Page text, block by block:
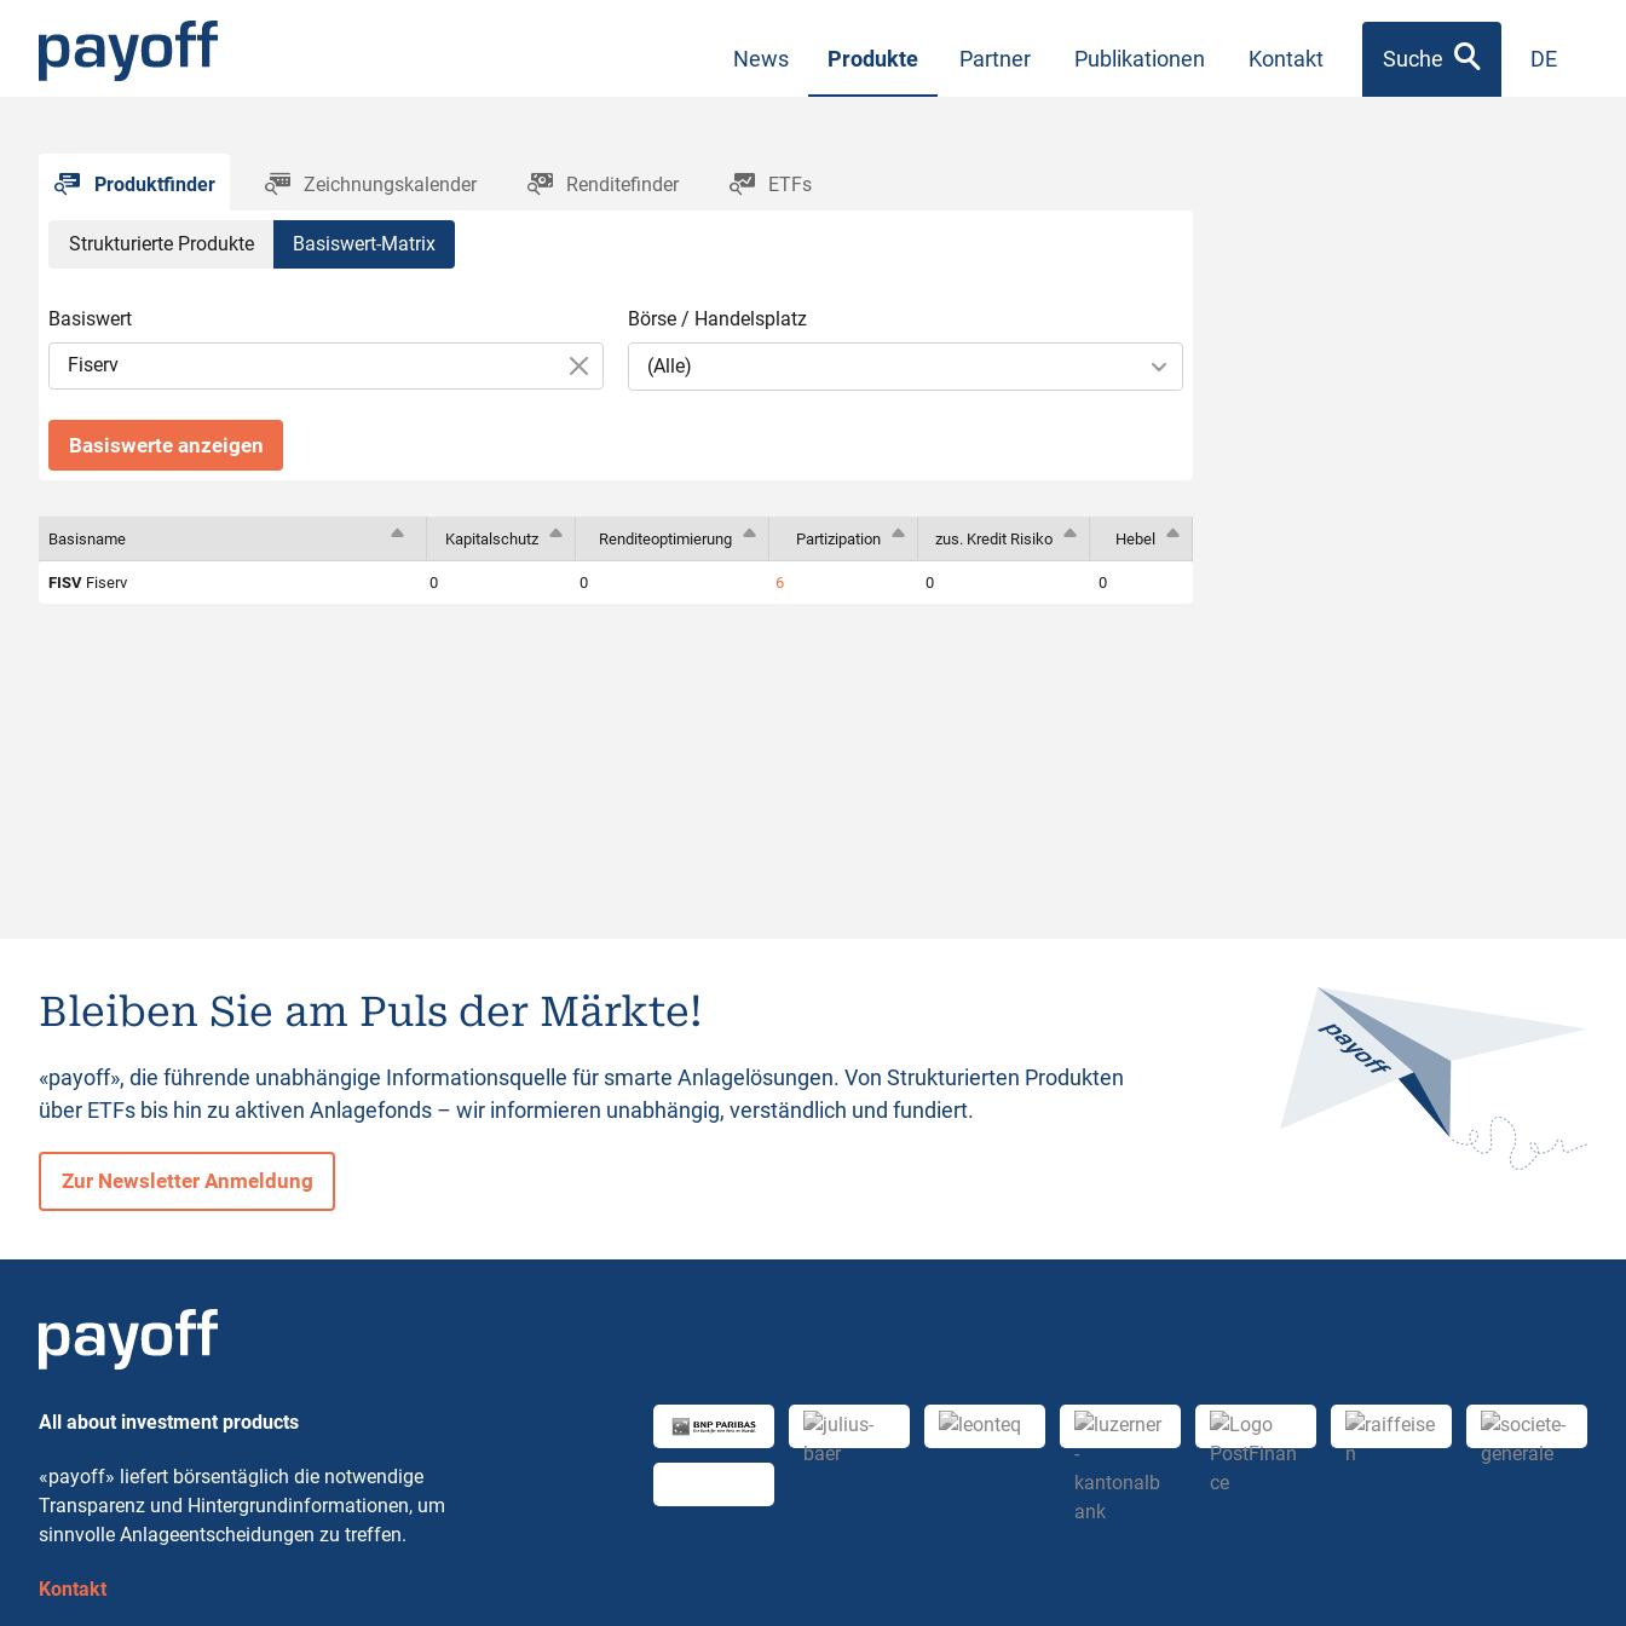
e
n
News Produkte Partner Publikationen Kontakt Suche DE
Produktfinder Zeichnungskalender Renditefinder ETFs
S
t
r
u
k
r
t
e
P
o
d
u
k
Strukturierte Produkte Basiswert-Matrix
Basiswert Börse / Handelsplatz
Basiswerte anzeigen
Basisname Kapitalschutz Renditeoptimierung Partizipation zus. Kredit Risiko Hebel
FISV Fiserv 0 0 6 0 0
Bleiben Sie am Puls der Märkte!
«payoff», die führende unabhängige Informationsquelle für smarte Anlagelösungen. Von Strukturierten Produkten
über ETFs bis hin zu aktiven Anlagefonds – wir informieren unabhängig, verständlich und fundiert.
Zur Newsletter Anmeldung
All about investment products
«payoff» liefert börsentäglich die notwendige
Transparenz und Hintergrundinformationen, um
sinnvolle Anlageentscheidungen zu treffen.
Kontakt